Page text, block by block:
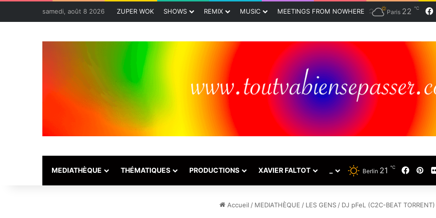
samedi, août 8 2026 ZUPER WOK SHOWS REMIX MUSIC MEETINGS FROM NOWHERE Paris 22 ℃
MEDIATHÈQUE THÉMATIQUES PRODUCTIONS XAVIER FALTOT Berlin 21 ℃
Accueil / MEDIATHÈQUE / LES GENS / DJ pFeL (C2C-BEAT TORRENT)